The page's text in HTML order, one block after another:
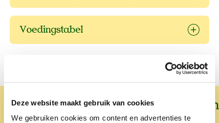
Deze website maakt gebruik van cookies
We gebruiken cookies om content en advertenties te
Voedingstabel
Wat onze klanten over ons zeggen